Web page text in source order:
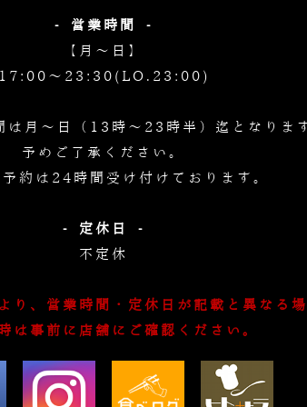
- 営業時間 -
【月～日】
17:00～23:30(LO.23:00)
は月～日（13時～23時半）迄となりま
予めご了承ください。
予約は24時間受け付けております。
- 定休日 -
不定休
り、営業時間・定休日が記載と異なる
は事前に店舗にご確認ください。